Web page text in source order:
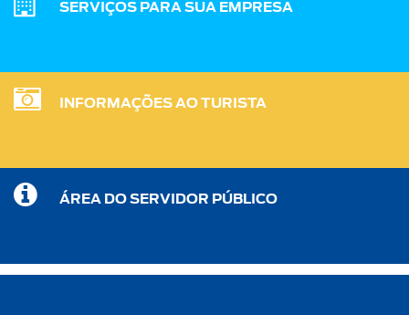
SERVIÇOS PARA SUA EMPRESA
INFORMAÇÕES AO TURISTA
ÁREA DO SERVIDOR PÚBLICO